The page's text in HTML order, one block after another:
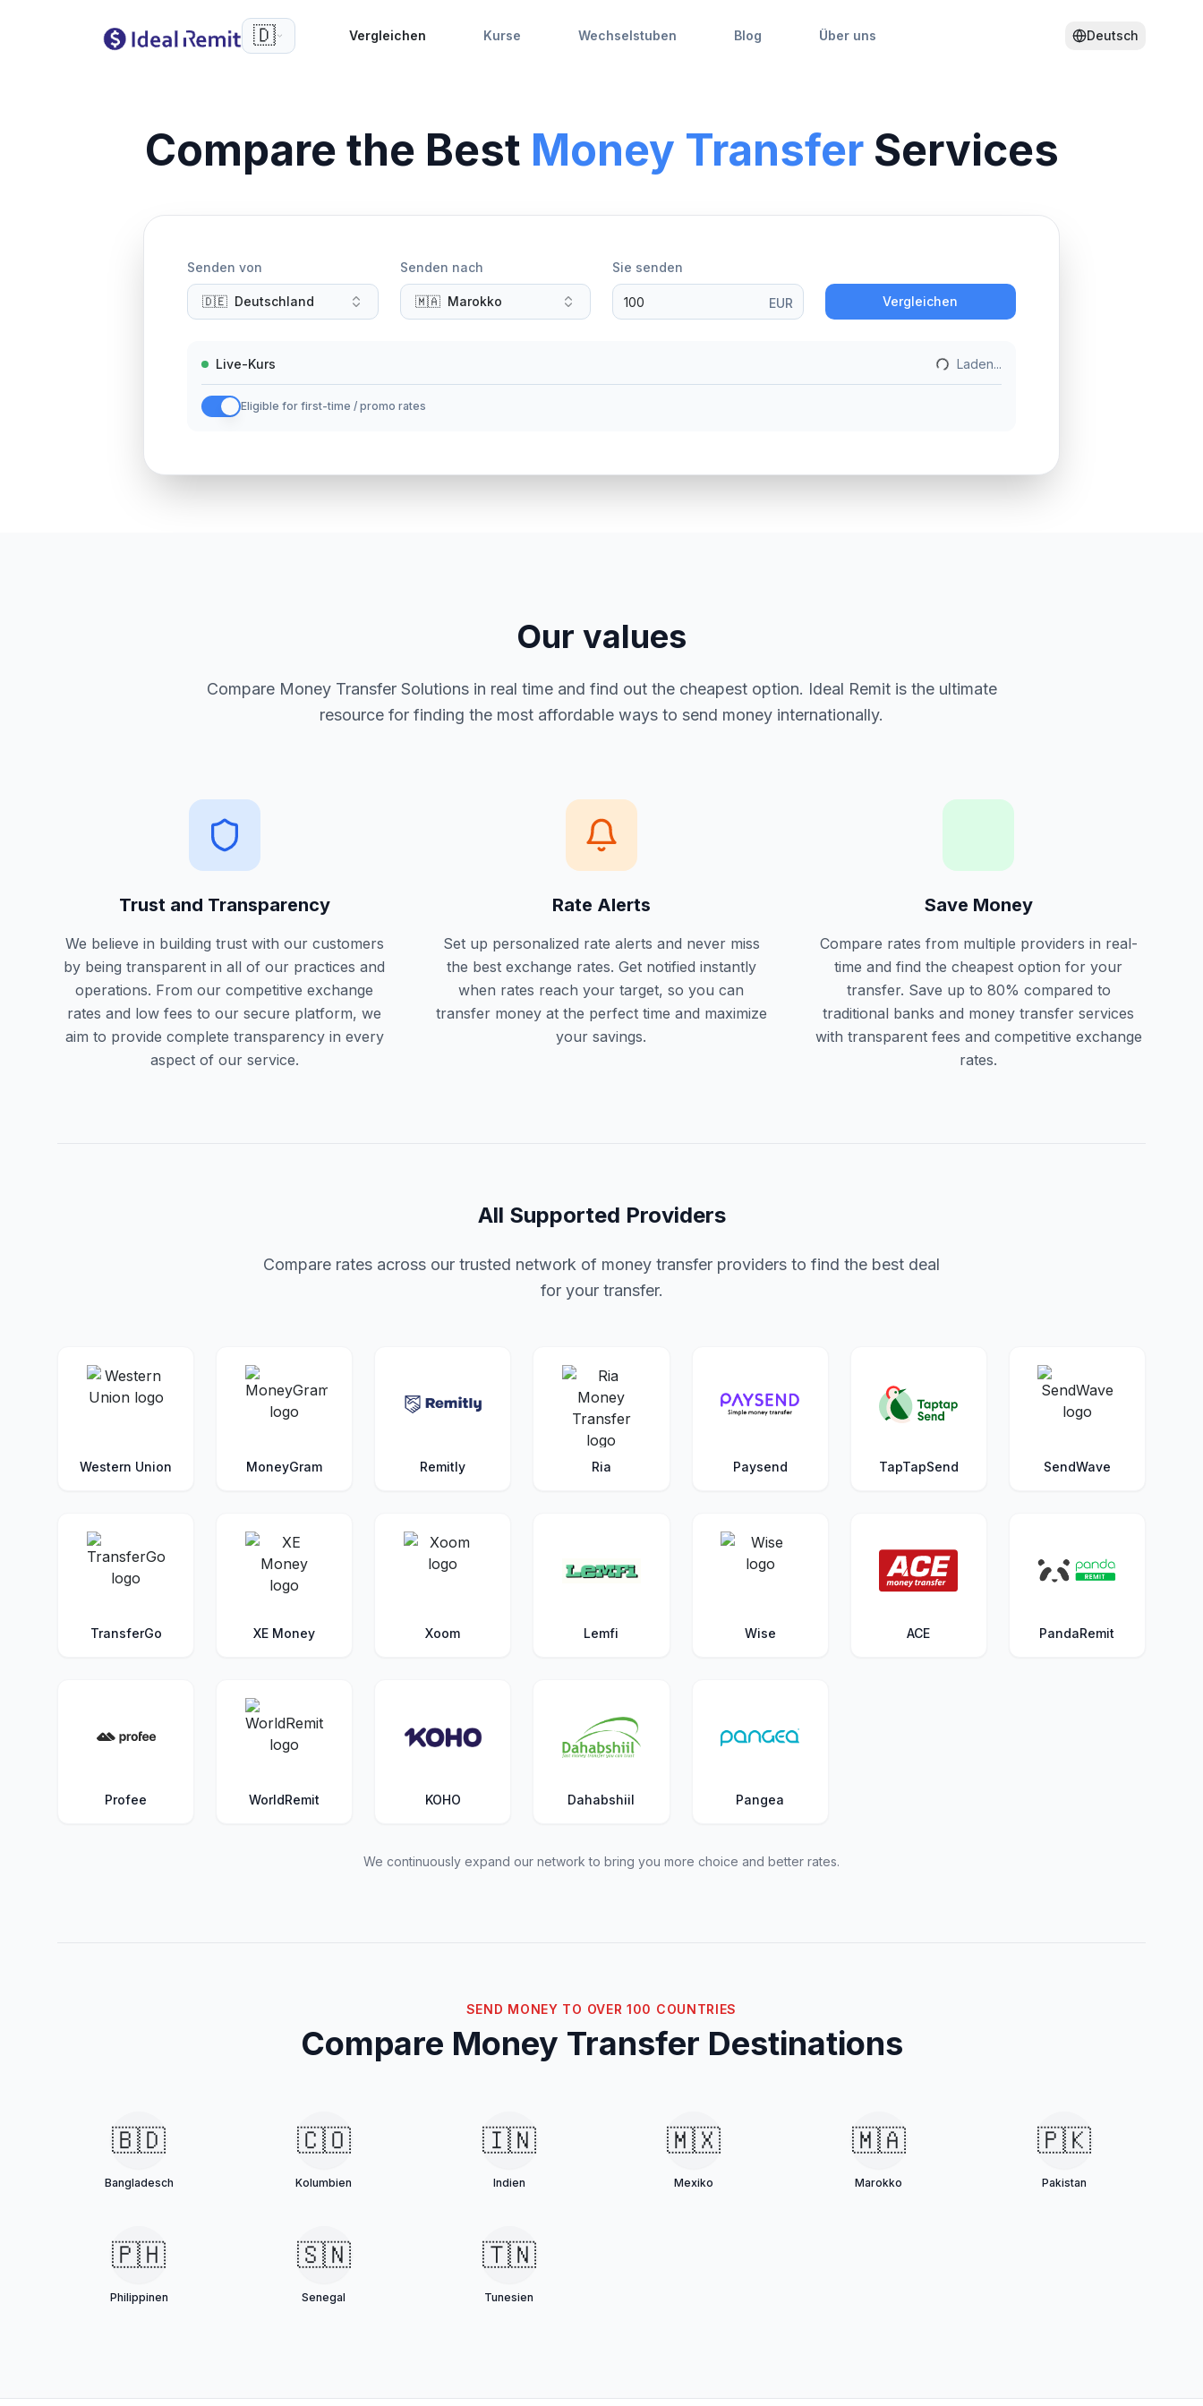
🇩🇪 Vergleichen Kurse Wechselstuben Blog Über uns Deutsch
Compare the Best Money TransferServices
Senden von
🇩🇪 Deutschland
Senden nach
🇲🇦 Marokko
Sie senden
EUR Vergleichen
Live-Kurs Laden...
Eligible for first-time / promo rates
Our values
Compare Money Transfer Solutions in real time and find out the cheapest option. Ideal Remit is the ultimate
resource for finding the most affordable ways to send money internationally.
Trust and Transparency
We believe in building trust with our customers
by being transparent in all of our practices and
operations. From our competitive exchange
rates and low fees to our secure platform, we
aim to provide complete transparency in every
aspect of our service.
Rate Alerts
Set up personalized rate alerts and never miss
the best exchange rates. Get notified instantly
when rates reach your target, so you can
transfer money at the perfect time and maximize
your savings.
Save Money
Compare rates from multiple providers in real-
time and find the cheapest option for your
transfer. Save up to 80% compared to
traditional banks and money transfer services
with transparent fees and competitive exchange
rates.
All Supported Providers
Compare rates across our trusted network of money transfer providers to find the best deal
for your transfer.
Western Union MoneyGram Remitly Ria Paysend TapTapSend SendWave
TransferGo XE Money Xoom Lemfi Wise ACE PandaRemit
Profee WorldRemit KOHO Dahabshiil Pangea
We continuously expand our network to bring you more choice and better rates.
SEND MONEY TO OVER 100 COUNTRIES
Compare Money Transfer Destinations
🇧🇩
Bangladesch
🇨🇴
Kolumbien
🇮🇳
Indien
🇲🇽
Mexiko
🇲🇦
Marokko
🇵🇰
Pakistan
🇵🇭
Philippinen
🇸🇳
Senegal
🇹🇳
Tunesien